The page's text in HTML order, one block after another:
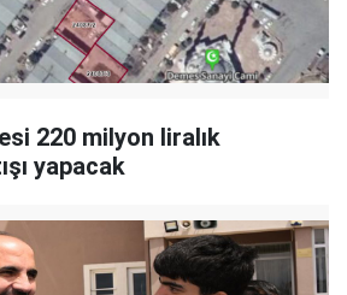
220 milyon liralık
yapacak